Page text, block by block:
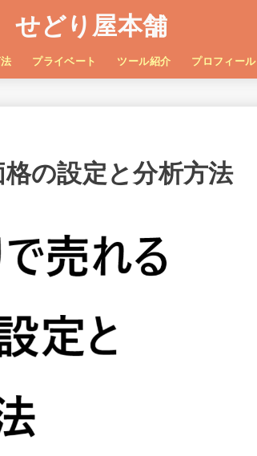
せどり屋本舗
プライベート ツール紹介 プロフィール
の設定と分析方法